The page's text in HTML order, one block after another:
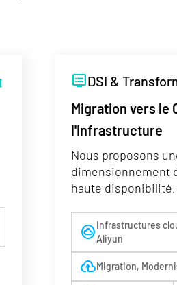
dvrDSI &
Migration vers le
l'Infrastructure
Nous proposons
dimensionnement
haute
cloud_circleInfrastructures
Aliyun
backupMigration,